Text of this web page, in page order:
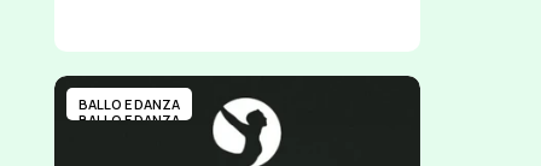
BALLO E DANZA
BALLO E DANZA